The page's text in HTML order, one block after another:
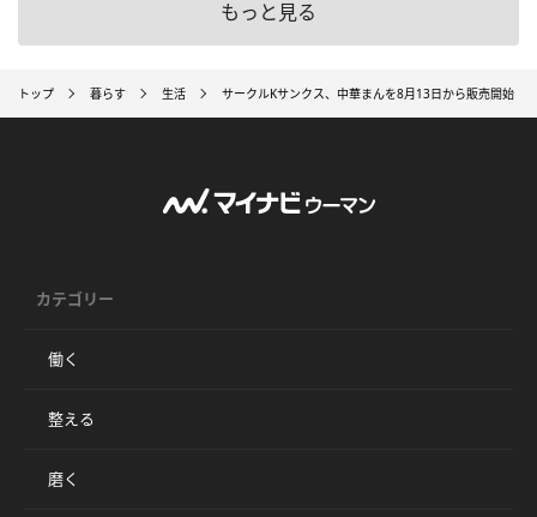
もっと見る
トップ 暮らす 生活 サークルKサンクス、中華まんを8月13日から販売開始
カテゴリー
働く
整える
磨く